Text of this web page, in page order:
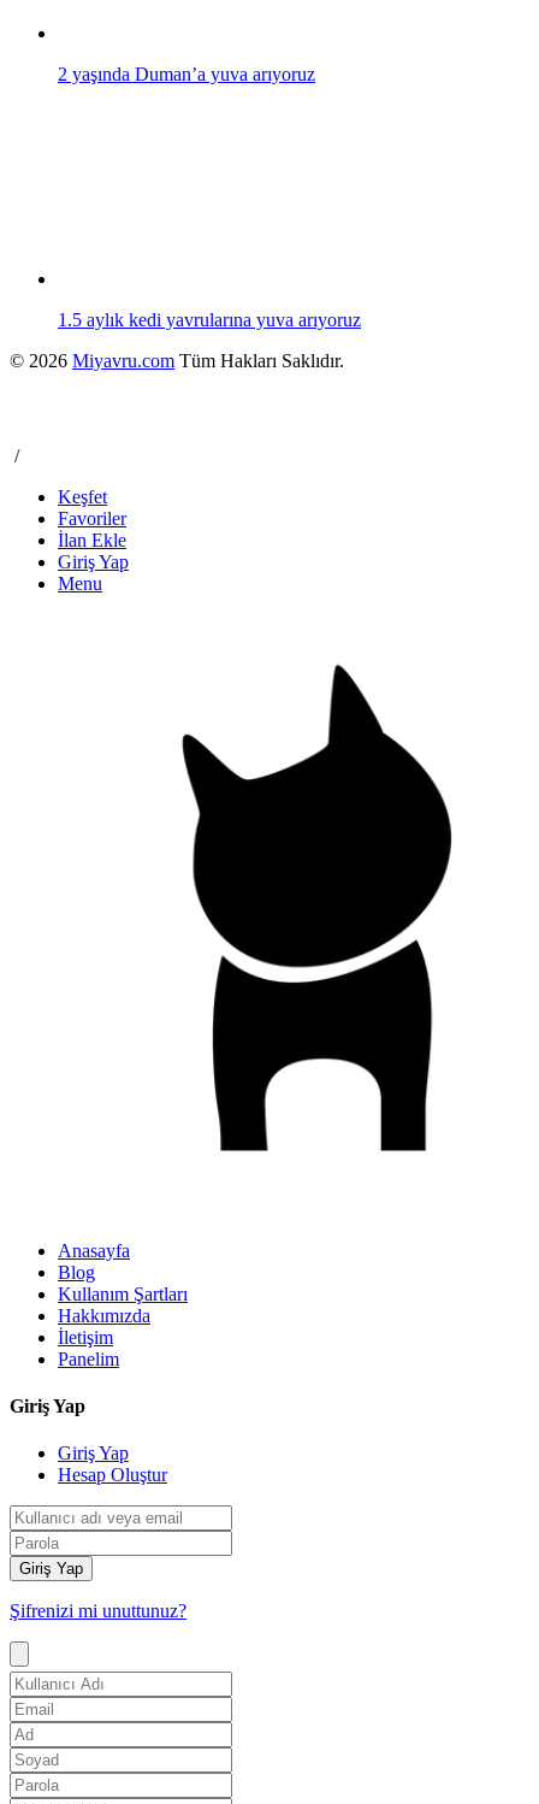
2 yaşında Duman’a yuva arıyoruz
1.5 aylık kedi yavrularına yuva arıyoruz
© 2026 Miyavru.com Tüm Hakları Saklıdır.
/
Keşfet
Favoriler
İlan Ekle
Giriş Yap
Menu
Anasayfa
Blog
Kullanım Şartları
Hakkımızda
İletişim
Panelim
Giriş Yap
Giriş Yap
Hesap Oluştur
Giriş Yap
Şifrenizi mi unuttunuz?